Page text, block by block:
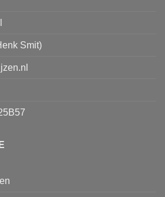
Smit)